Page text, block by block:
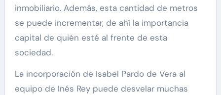
inmobiliario. Además, esta cantidad de metros
se puede incrementar, de ahí la importancia
capital de quién esté al frente de esta
sociedad.
La incorporación de Isabel Pardo de Vera al
equipo de Inés Rey puede desvelar muchas